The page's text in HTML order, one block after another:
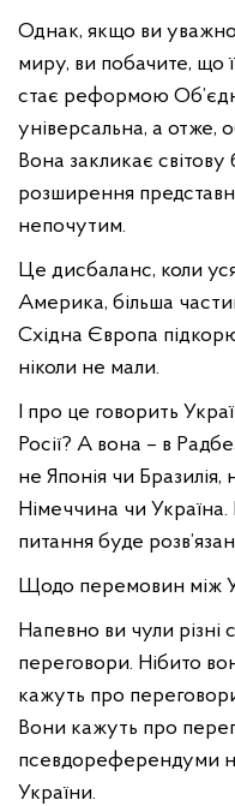
Однак, якщо ви
миру, ви побачите, що
стає реформою
універсальна, а отже,
Вона закликає світову
розширення
непочутим.
Це дисбаланс, коли
Америка, більша
Східна Європа
ніколи не мали.
І про це говорить
Росії? А вона – в
не Японія чи
Німеччина чи
питання буде
Щодо перемовин між
Напевно ви чули різні
переговори. Нібито
кажуть про
Вони кажуть про
псевдореферендуми
України.